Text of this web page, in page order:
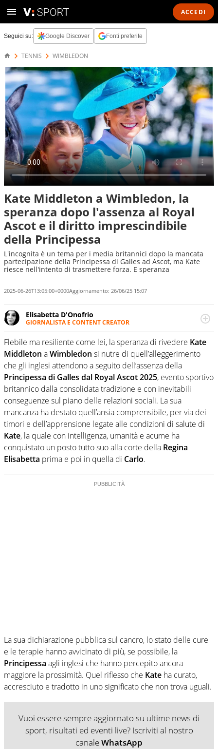
ACCEDI
Seguici su: Google Discover Fonti preferite
TENNIS WIMBLEDON
Kate Middleton a Wimbledon, la
speranza dopo l'assenza al Royal
Ascot e il diritto imprescindibile
della Principessa
L'incognita è un tema per i media britannici dopo la mancata
partecipazione della Principessa di Galles ad Ascot, ma Kate
riesce nell'intento di trasmettere forza. E speranza
2025-06-26T13:05:00+0000Aggiornamento: 26/06/25 15:07
Elisabetta D'Onofrio
GIORNALISTA E CONTENT CREATOR
Giornalista professionista dal 2007, scrive per curiosità
personale e necessità: soprattutto di calcio, di sport e dei
suoi protagonisti, concedendosi innocenti evasioni
nell'ambito della creazione di format. Un tempo ala
destra, oggi si sente a suo agio nel ruolo di libero. Cura
una classifica riservata dei migliori 5 calciatori di sempre.
Flebile ma resiliente come lei, la speranza di rivedere Kate
Middleton aWimbledon si nutre di quell’alleggerimento
che gli inglesi attendono a seguito dell’assenza della
Principessa di Galles dal Royal Ascot 2025, evento sportivo
britannico dalla consolidata tradizione e con inevitabili
conseguenze sul piano delle relazioni sociali. La sua
mancanza ha destato quell’ansia comprensibile, per via dei
timori e dell’apprensione legate alle condizioni di salute di
Kate, la quale con intelligenza, umanità e acume ha
conquistato un posto tutto suo alla corte della Regina
Elisabetta prima e poi in quella di Carlo.
La sua dichiarazione pubblica sul cancro, lo stato delle cure
e le terapie hanno avvicinato di più, se possibile, la
Principessa agli inglesi che hanno percepito ancora
maggiore la prossimità. Quel riflesso che Kate ha curato,
accresciuto e tradotto in uno significato che non trova uguali.
Vuoi essere sempre aggiornato su ultime news di
sport, risultati ed eventi live? Iscriviti al nostro
canaleWhatsApp